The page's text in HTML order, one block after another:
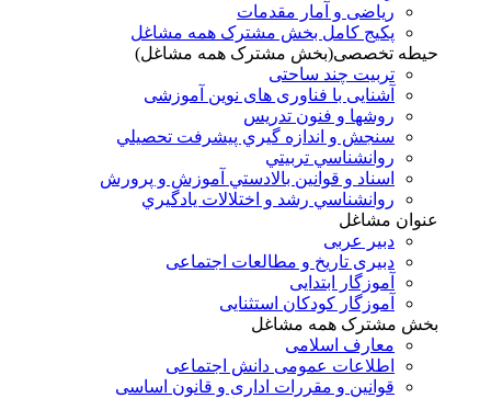
ریاضی و آمار مقدمات
پکیج کامل بخش مشترک همه مشاغل
حیطه تخصصی(بخش مشترک همه مشاغل)
تربیت چند ساحتی
آشنایی با فناوری های نوین آموزشی
روشها و فنون تدريس
سنجش و اندازه گيري پيشرفت تحصيلي
روانشناسي تربيتي
اسناد و قوانين بالادستي آموزش و پرورش
روانشناسي رشد و اختلالات يادگيري
عنوان مشاغل
دبير عربی
دبیری تاریخ و مطالعات اجتماعی
آموزگار ابتدایی
آموزگار کودکان استثنایی
بخش مشترک همه مشاغل
معارف اسلامی
اطلاعات عمومی دانش اجتماعی
قوانین و مقررات اداری و قانون اساسی